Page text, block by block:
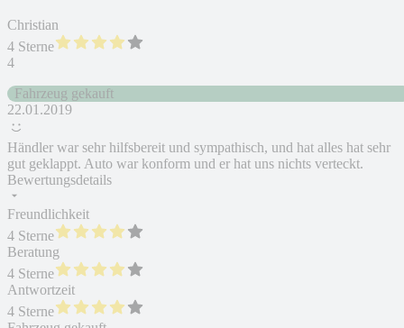
Christian
4 Sterne
4
Fahrzeug gekauft
22.01.2019
Händler war sehr hilfsbereit und sympathisch, und hat alles hat sehr
gut geklappt. Auto war konform und er hat uns nichts verteckt.
Bewertungsdetails
Freundlichkeit
4 Sterne
Beratung
4 Sterne
Antwortzeit
4 Sterne